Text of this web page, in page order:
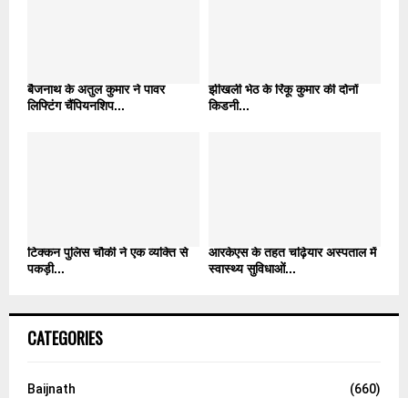
बैजनाथ के अतुल कुमार ने पावर
लिफ्टिंग चैंपियनशिप...
झीखली भेठ के रिंकू कुमार की दोनों
किडनी...
टिक्कन पुलिस चौकी ने एक व्यक्ति से
पकड़ी...
आरकेएस के तहत चढ़ियार अस्पताल में
स्वास्थ्य सुविधाओं...
CATEGORIES
Baijnath
(660)